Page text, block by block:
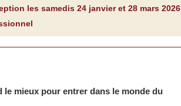
les samedis 24 janvier et 28 mars 2026
mieux pour entrer dans le monde du